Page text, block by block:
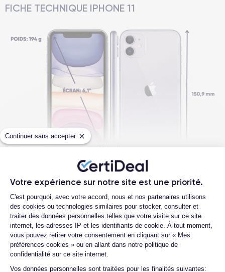
Continuer sans accepter
Votre expérience sur notre site est une priorité.
Plateforme de Gestion du
C'est pourquoi, avec votre accord, nous et nos partenaires utilisons
des cookies ou technologies similaires pour stocker, consulter et
traiter des données personnelles telles que votre visite sur ce site
internet, les adresses IP et les identifiants de cookie. À tout moment,
vous pouvez retirer votre consentement en cliquant sur « Mes
préférences cookies » ou en allant dans notre politique de
confidentialité sur ce site internet.
Vos données personnelles sont traitées pour les finalités suivantes:
Axeptio consent
FICHE TECHNIQUE IPHONE 11
Dimensions et poids iPhone 11
Date de sortie
10/09/2019
Système exploit.
iOS (iOS 26)
Dimensions
150x75.7x8.3 mm
Poids
Voir plus
Questions fréquentes
Quelle est la différence entre un iPhone
11 d'occasion et un iPhone 11
reconditionné ?
Quelle est la durée de vie d'un iPhone 11
reconditionné ?